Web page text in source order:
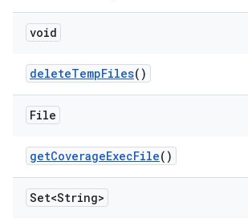
void
deleteTempFiles()
File
getCoverageExecFile()
Set<String>